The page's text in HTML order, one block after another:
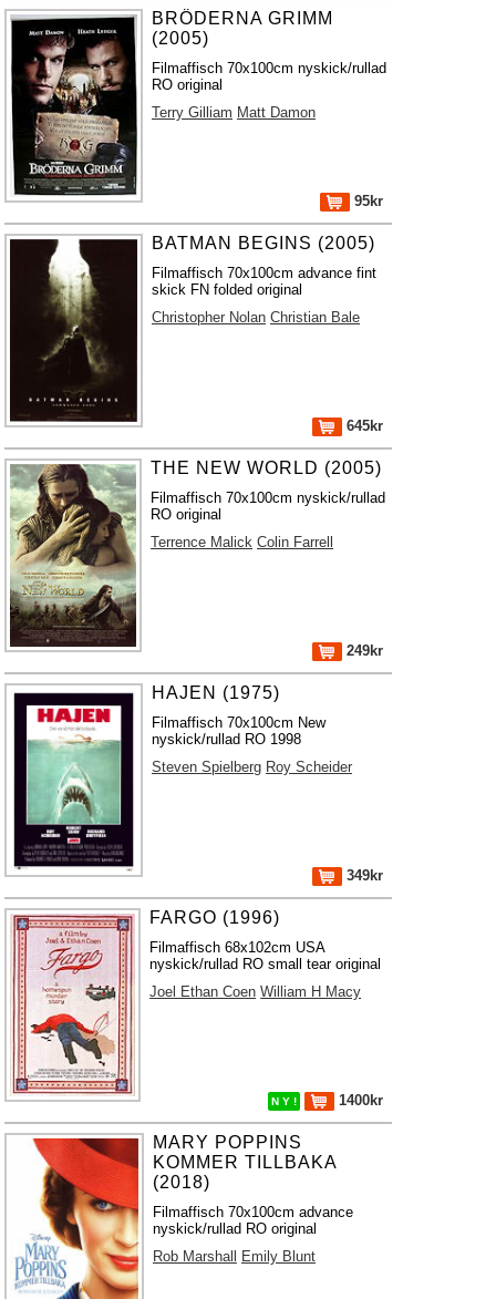
BRÖDERNA GRIMM
(2005)
Filmaffisch 70x100cm nyskick/rullad
RO original
Terry Gilliam Matt Damon
95kr
BATMAN BEGINS (2005)
Filmaffisch 70x100cm advance fint
skick FN folded original
Christopher Nolan Christian Bale
645kr
THE NEW WORLD (2005)
Filmaffisch 70x100cm nyskick/rullad
RO original
Terrence Malick Colin Farrell
249kr
HAJEN (1975)
Filmaffisch 70x100cm New
nyskick/rullad RO 1998
Steven Spielberg Roy Scheider
349kr
FARGO (1996)
Filmaffisch 68x102cm USA
nyskick/rullad RO small tear original
Joel Ethan Coen William H Macy
N Y ! 1400kr
MARY POPPINS
KOMMER TILLBAKA
(2018)
Filmaffisch 70x100cm advance
nyskick/rullad RO original
Rob Marshall
Emily Blunt